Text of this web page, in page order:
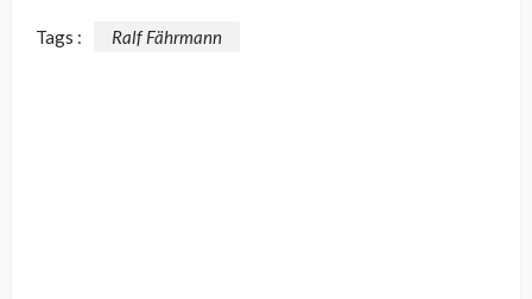
Tags : Ralf Fährmann